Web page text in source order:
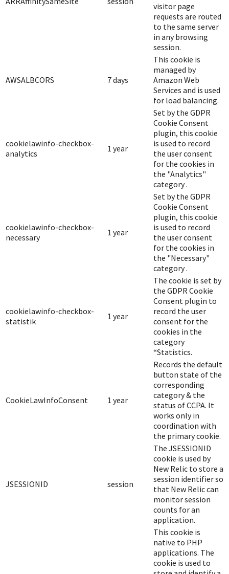
visitor page
requests are routed
to the same server
in any browsing
session.
AWSALBCORS 7 days
This cookie is
managed by
Amazon Web
Services and is used
for load balancing.
cookielawinfo-checkbox-
analytics
1 year
Set by the GDPR
Cookie Consent
plugin, this cookie
is used to record
the user consent
for the cookies in
the "Analytics"
category .
cookielawinfo-checkbox-
necessary
1 year
Set by the GDPR
Cookie Consent
plugin, this cookie
is used to record
the user consent
for the cookies in
the "Necessary"
category .
cookielawinfo-checkbox-
statistik
1 year
The cookie is set by
the GDPR Cookie
Consent plugin to
record the user
consent for the
cookies in the
category
“Statistics.
CookieLawInfoConsent 1 year
Records the default
button state of the
corresponding
category & the
status of CCPA. It
works only in
coordination with
the primary cookie.
JSESSIONID session
The JSESSIONID
cookie is used by
New Relic to store a
session identifier so
that New Relic can
monitor session
counts for an
application.
This cookie is
native to PHP
applications. The
cookie is used to